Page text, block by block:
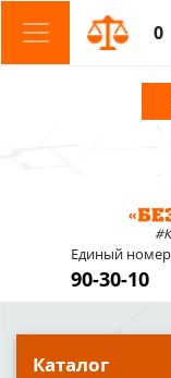
0
Единый номер
90-30-10
Каталог